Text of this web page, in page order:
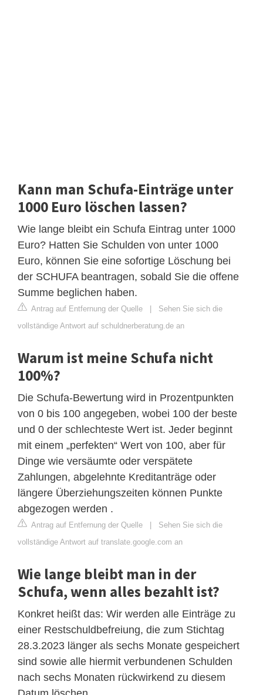
Kann man Schufa-Einträge unter
1000 Euro löschen lassen?
Wie lange bleibt ein Schufa Eintrag unter 1000
Euro? Hatten Sie Schulden von unter 1000
Euro, können Sie eine sofortige Löschung bei
der SCHUFA beantragen, sobald Sie die offene
Summe beglichen haben.
Antrag auf Entfernung der Quelle | Sehen Sie sich die
vollständige Antwort auf schuldnerberatung.de an
Warum ist meine Schufa nicht
100%?
Die Schufa-Bewertung wird in Prozentpunkten
von 0 bis 100 angegeben, wobei 100 der beste
und 0 der schlechteste Wert ist. Jeder beginnt
mit einem „perfekten“ Wert von 100, aber für
Dinge wie versäumte oder verspätete
Zahlungen, abgelehnte Kreditanträge oder
längere Überziehungszeiten können Punkte
abgezogen werden .
Antrag auf Entfernung der Quelle | Sehen Sie sich die
vollständige Antwort auf translate.google.com an
Wie lange bleibt man in der
Schufa, wenn alles bezahlt ist?
Konkret heißt das: Wir werden alle Einträge zu
einer Restschuldbefreiung, die zum Stichtag
28.3.2023 länger als sechs Monate gespeichert
sind sowie alle hiermit verbundenen Schulden
nach sechs Monaten rückwirkend zu diesem